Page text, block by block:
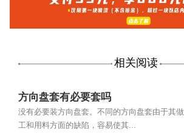
相关阅读
方向盘套有必要套吗
没有必要装方向盘套。不同的方向盘套由于其做
工和用料方面的缺陷，容易使其...